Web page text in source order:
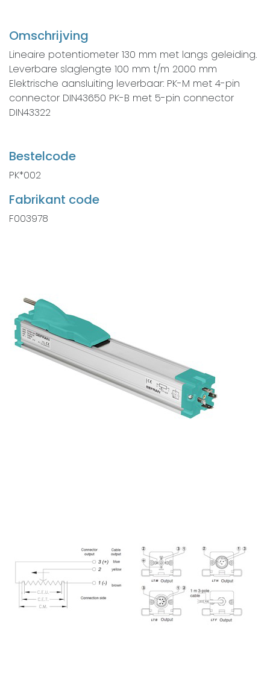
Omschrijving
Lineaire potentiometer 130 mm met langs geleiding.
Leverbare slaglengte 100 mm t/m 2000 mm
Elektrische aansluiting leverbaar: PK-M met 4-pin
connector DIN43650 PK-B met 5-pin connector
DIN43322
Bestelcode
PK*002
Fabrikant code
F003978